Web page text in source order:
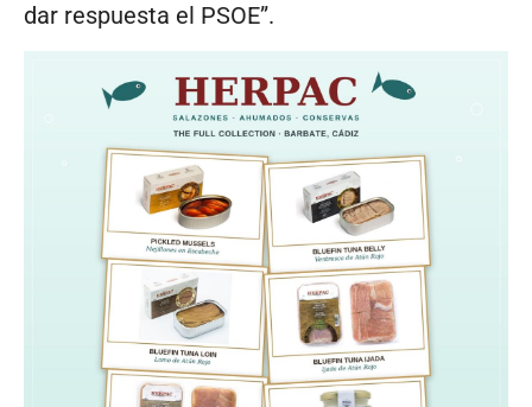
dar respuesta el PSOE”.